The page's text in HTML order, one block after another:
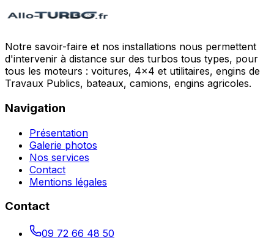
Notre savoir-faire et nos installations nous permettent
d'intervenir à distance sur des turbos tous types, pour
tous les moteurs : voitures, 4x4 et utilitaires, engins de
Travaux Publics, bateaux, camions, engins agricoles.
Navigation
Présentation
Galerie photos
Nos services
Contact
Mentions légales
Contact
09 72 66 48 50